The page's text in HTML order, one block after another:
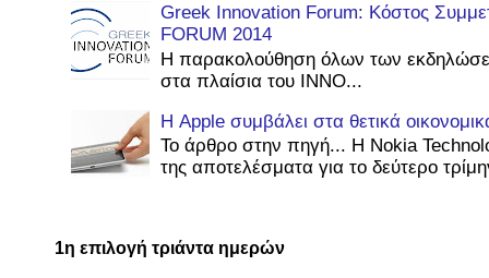
Greek Innovation Forum: Κόστος
FORUM 2014
Η παρακολούθηση όλων των
στα πλαίσια του INNO...
Η Apple συμβάλει στα θετικά
Το άρθρο στην πηγή... Η Nokia
της αποτελέσματα για το δεύτερο
1η επιλογή τριάντα ημερών